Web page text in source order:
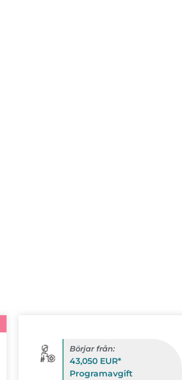
Börjar från:
43,050 EUR*
Programavgift